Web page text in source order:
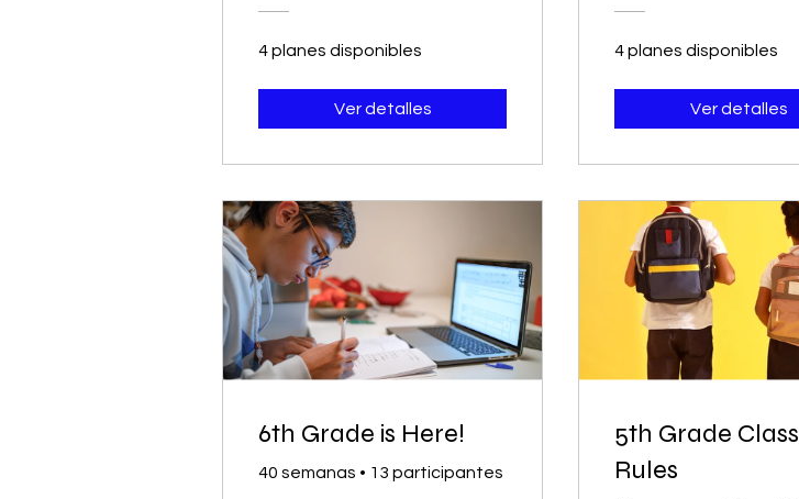
4 planes disponibles
Ver detalles
4 planes disponibles
Ver detalles
6th Grade is Here!
40 semanas • 13 participantes
5th Grade Class
Rules